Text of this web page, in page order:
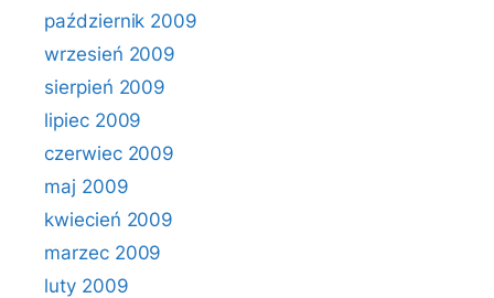
październik 2009
wrzesień 2009
sierpień 2009
lipiec 2009
czerwiec 2009
maj 2009
kwiecień 2009
marzec 2009
luty 2009